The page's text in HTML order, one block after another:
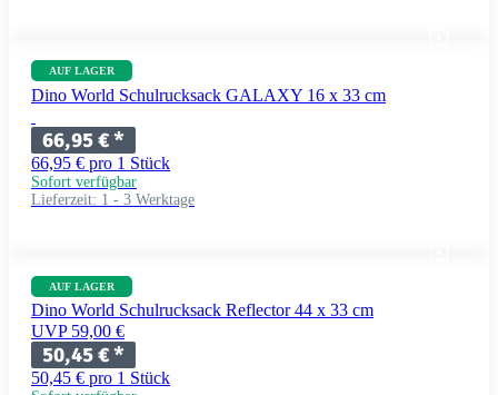
AUF LAGER
Dino World Schulrucksack GALAXY 16 x 33 cm
66,95 €*
66,95 € pro 1 Stück
Sofort verfügbar
Lieferzeit: 1 - 3 Werktage
AUF LAGER
Dino World Schulrucksack Reflector 44 x 33 cm
UVP 59,00 €
50,45 €*
50,45 € pro 1 Stück